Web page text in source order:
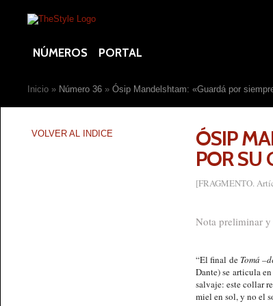
NÚMEROS PORTAL
Inicio » Número 36 » Ósip Mandelshtam: «Guardá por
ÓSIP
POR SU
[FRAGMENTO.
Nota preliminar y
“El final de Tomá
Dante) se articula
salvaje: este collar
miel en sol, y no el
VOLVER AL INDICE